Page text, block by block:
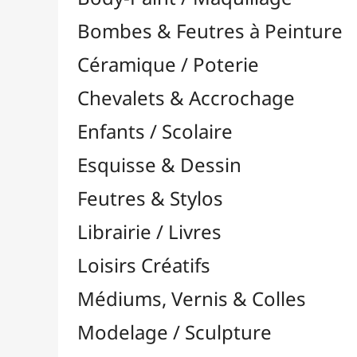
Feutres & Stylos
Librairie / Livres
Loisirs Créatifs
Médiums, Vernis & Colles
Modelage / Sculpture
Peintures / Couleurs
Résines / Moulage
Supports Dessin & Peinture
Transport / Rangement
Vannerie / Rotin
Papeterie & Bureau